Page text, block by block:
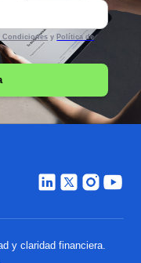
Condiciones y Política de
y claridad financiera.